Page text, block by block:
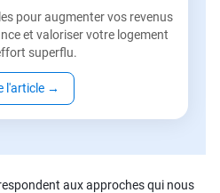
pour augmenter vos revenus
et valoriser votre logement
superflu.
l'article →
aux approches qui nous